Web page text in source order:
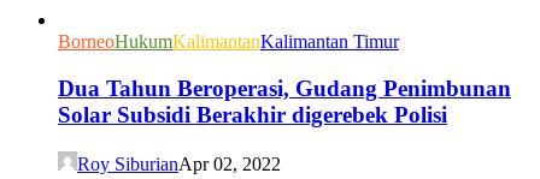
BorneoHukumKalimantanKalimantan Timur
Dua Tahun Beroperasi, Gudang Penimbunan
Solar Subsidi Berakhir digerebek Polisi
Roy SiburianApr 02, 2022